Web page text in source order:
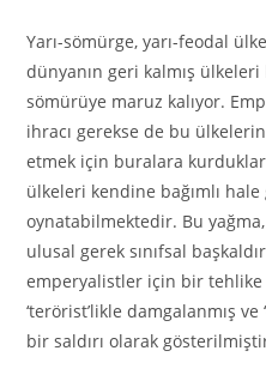
Yarı-sömürge, yarı-feodal
dünyanın geri kalmış
sömürüye maruz kalıyor.
ihracı gerekse de bu
etmek için buralara
ülkeleri kendine bağımlı
oynatabilmektedir. Bu yağma,
ulusal gerek sınıfsal
emperyalistler için bir
‘terörist’likle damgalanmış
bir saldırı olarak